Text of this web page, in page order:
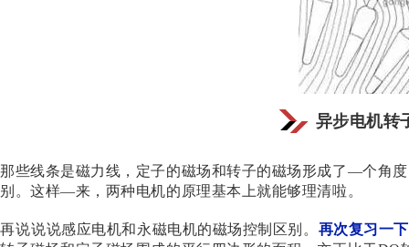
异步电机转
那些线条是磁力线，定子的磁场和转子的磁场形成了—个角度
别。这样—来，两种电机的原理基本上就能够理清啦。
再说说说感应电机和永磁电机的磁场控制区别。 再次复习一